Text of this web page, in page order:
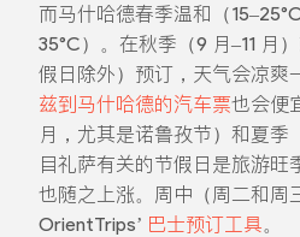
而马什哈德春季温和（
35°C）。在秋季（9 月–11 月
假日除外）预订，天气会凉爽
兹到马什哈德的汽车票也会便
月，尤其是诺鲁孜节）和夏季
目礼萨有关的节假日是旅游旺
也随之上涨。周中（周二和周
OrientTrips’ 巴士预订工具。